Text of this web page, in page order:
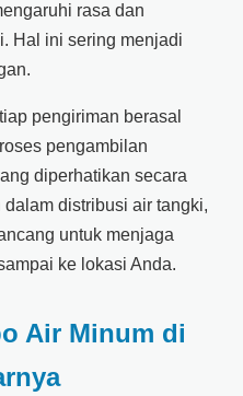
rasa dan
Hal ini sering menjadi
pengiriman berasal
pengambilan
diperhatikan secara
distribusi air tangki,
untuk menjaga
ke lokasi Anda.
Air Minum di